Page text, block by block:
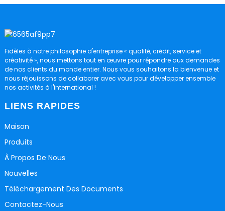
Fidèles à notre philosophie d'entreprise « qualité, crédit, service et
créativité », nous mettons tout en œuvre pour répondre aux demandes
de nos clients du monde entier. Nous vous souhaitons la bienvenue et
nous réjouissons de collaborer avec vous pour développer ensemble
nos activités à l'international !
LIENS RAPIDES
Maison
Produits
À Propos De Nous
Nouvelles
Téléchargement Des Documents
Contactez-Nous